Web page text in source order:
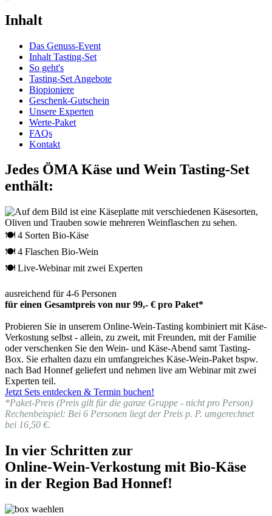
Inhalt
Das Genuss-Event
Inhalt Tasting-Set
So geht's
Tasting-Set Angebote
Biopioniere
Geschenk-Gutschein
Unsere Experten
Werte-Paket
FAQs
Kontakt
Jedes ÖMA Käse und Wein Tasting-Set
enthält:
🍽 4 Sorten Bio-Käse
🍽 4 Flaschen Bio-Wein
🍽 Live-Webinar mit zwei Experten
ausreichend für 4-6 Personen
für einen Gesamtpreis von nur 99,- € pro Paket*
Probieren Sie in unserem Online-Wein-Tasting kombiniert mit Käse-
Verkostung selbst - allein, zu zweit, mit Freunden, mit der Familie
oder verschenken Sie den Wein- und Käse-Abend samt Tasting-
Box. Sie erhalten dazu ein umfangreiches Käse-Wein-Paket bspw.
nach Bad Honnef geliefert und nehmen live am Webinar mit zwei
Experten teil.
Jetzt Sets entdecken & Termin buchen!
*Paket-Preis (Preis gilt für die ganze Gruppe - nicht pro Person)
Rechenbeispiel: Bei 6 Personen liegt der Preis p. P. umgerechnet
bei 16,50 €.
In vier Schritten zur
Online-Wein-Verkostung mit Bio-Käse
in der Region Bad Honnef!